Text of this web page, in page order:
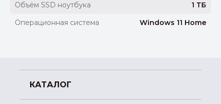
Объём SSD ноутбука
1 ТБ
Операционная система
Windows 11 Home
КАТАЛОГ